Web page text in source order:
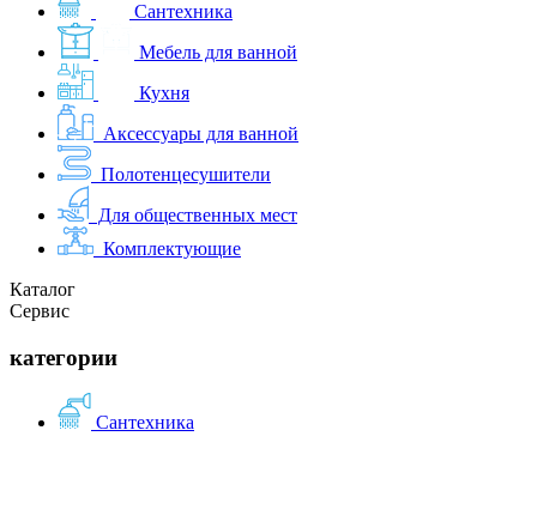
Сантехника
Мебель для ванной
Кухня
Аксессуары для ванной
Полотенцесушители
Для общественных мест
Комплектующие
Каталог
Сервис
категории
Сантехника